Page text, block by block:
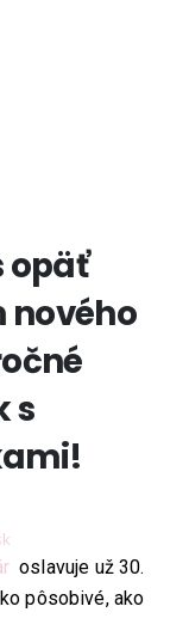
opäť
nového
s
oslavuje už 30.
pôsobivé, ako